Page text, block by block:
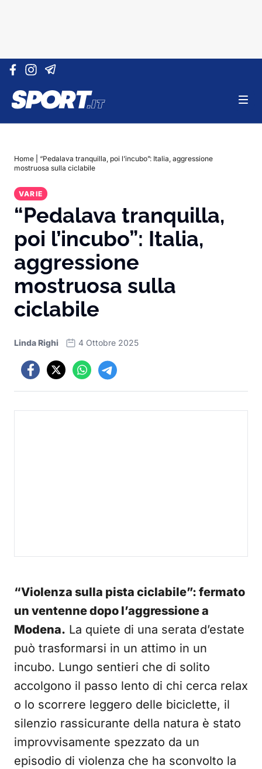
Vai al contenuto
Home
“Pedalava tranquilla, poi l’incubo”: Italia, aggressione
mostruosa sulla ciclabile
VARIE
“Pedalava tranquilla,
poi l’incubo”: Italia,
aggressione
mostruosa sulla
ciclabile
Linda Righi 4 Ottobre 2025
“Violenza sulla pista ciclabile”: fermato
un ventenne dopo l’aggressione a
Modena. La quiete di una serata d’estate
può trasformarsi in un attimo in un
incubo. Lungo sentieri che di solito
accolgono il passo lento di chi cerca relax
o lo scorrere leggero delle biciclette, il
silenzio rassicurante della natura è stato
improvvisamente spezzato da un
episodio di violenza che ha sconvolto la